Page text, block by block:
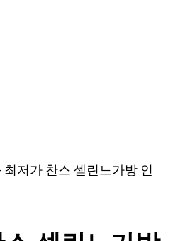
최저가 찬스 셀린느가방 인